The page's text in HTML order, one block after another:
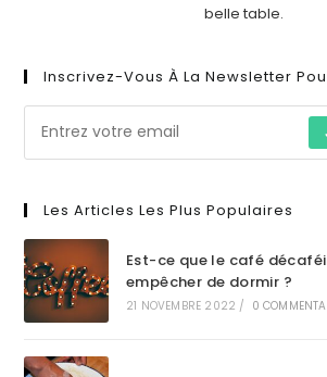
belle table.
Inscrivez-Vous À La Newsletter
Les Articles Les Plus Populaires
Est-ce que le café
empêcher de dormir ?
21 NOVEMBRE 2022 / 0